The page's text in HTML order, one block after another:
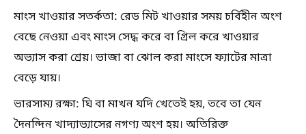
মাংস খাওয়ার সতর্কতা: রেড মিট খাওয়ার সময় চর্বিহীন অংশ
বেছে নেওয়া এবং মাংস সেদ্ধ করে বা গ্রিল করে খাওয়ার
অভ্যাস করা শ্রেয়। ভাজা বা ঝোল করা মাংসে ফ্যাটের মাত্রা
বেড়ে যায়।
ভারসাম্য রক্ষা: ঘি বা মাখন যদি খেতেই হয়, তবে তা যেন
দৈনন্দিন খাদ্যাভ্যাসের নগণ্য অংশ হয়। অতিরিক্ত